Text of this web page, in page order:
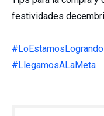
festividades
#LoEstamosLogrando
#LlegamosALaMeta